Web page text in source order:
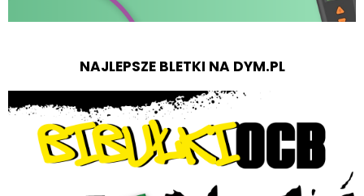
NAJLEPSZE BLETKI NA DYM.PL